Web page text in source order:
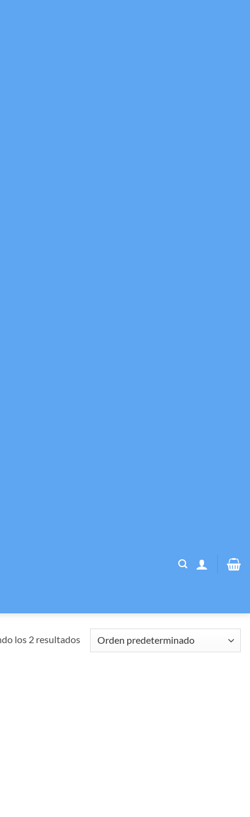
los 2 resultados